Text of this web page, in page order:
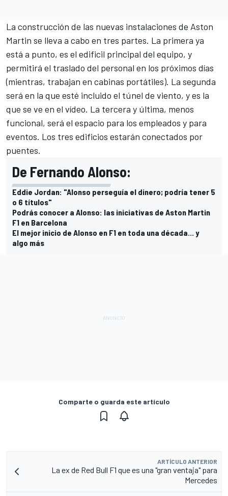
La construcción de las nuevas instalaciones de Aston
Martin se lleva a cabo en tres partes. La primera ya
está a punto, es el edificil principal del equipo, y
permitirá el traslado del personal en los próximos días
(mientras, trabajan en cabinas portátiles). La segunda
será en la que esté incluido el túnel de viento, y es la
que se ve en el vídeo. La tercera y última, menos
funcional, será el espacio para los empleados y para
eventos. Los tres edificios estarán conectados por
puentes.
De Fernando Alonso:
Eddie Jordan: "Alonso perseguía el dinero; podría tener 5
o 6 títulos"
Podrás conocer a Alonso: las iniciativas de Aston Martin
F1 en Barcelona
El mejor inicio de Alonso en F1 en toda una década... y
algo más
Comparte o guarda este artículo
ARTÍCULO ANTERIOR
La ex de Red Bull F1 que es una "gran ventaja" para
Mercedes